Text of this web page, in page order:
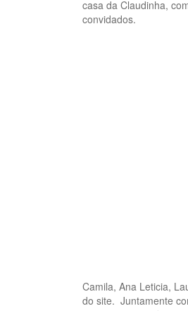
casa da Claudinha,
convidados.
Camila, Ana Leticia,
do site. Juntamente